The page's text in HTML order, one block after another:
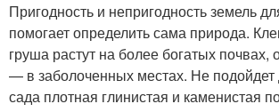
Пригодность и непригодность земель
помогает определить сама природа.
груша растут на более богатых почвах,
— в заболоченных местах. Не подойдет
сада плотная глинистая и каменистая